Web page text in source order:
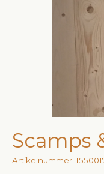
Scamps
Artikelnummer: